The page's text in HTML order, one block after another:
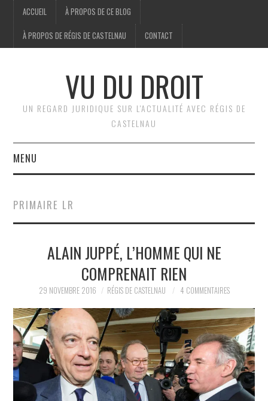
ACCUEIL À PROPOS DE CE BLOG
À PROPOS DE RÉGIS DE CASTELNAU CONTACT
VU DU DROIT
UN REGARD JURIDIQUE SUR L'ACTUALITÉ AVEC RÉGIS DE
CASTELNAU
MENU
BRÈVES
JURIDIQUE
HISTOIRE
CULTURE
SPORT
PRIMAIRE LR
ALAIN JUPPÉ, L’HOMME QUI NE
COMPRENAIT RIEN
29 NOVEMBRE 2016 RÉGIS DE CASTELNAU 4 COMMENTAIRES